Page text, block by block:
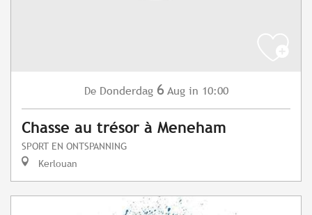
De Donderdag 6 Aug in 10:00
Chasse au trésor à Meneham
SPORT EN ONTSPANNING
Kerlouan